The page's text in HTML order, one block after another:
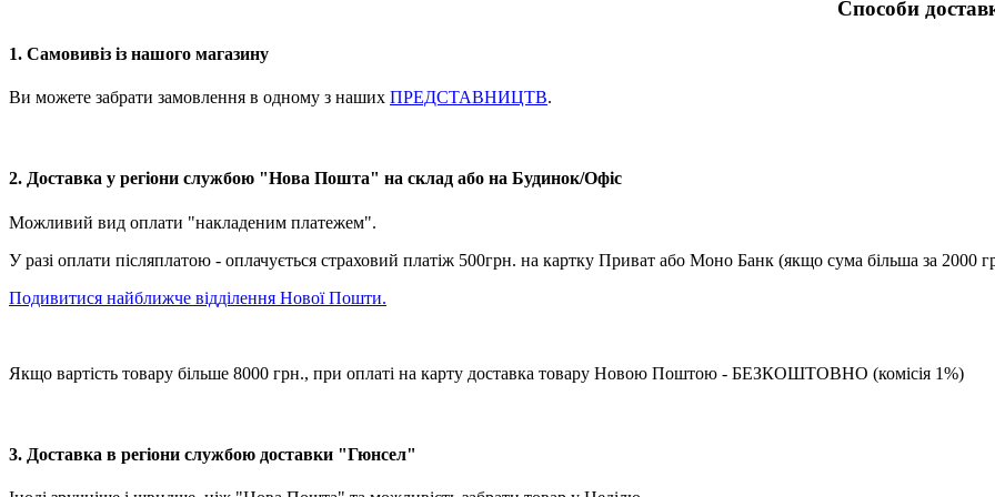
Способи
1. Самовивіз із нашого магазину
Ви можете забрати замовлення в одному з наших ПРЕДСТАВНИЦТВ.
2. Доставка у регіони службою "Нова Пошта" на склад або на Будинок/Офіс
Можливий вид оплати "накладеним платежем".
У разі оплати післяплатою - оплачується страховий платіж 500грн. на картку Приват або Моно Банк (якщо сума більша за 2000
Подивитися найближче відділення Нової Пошти.
Якщо вартість товару більше 8000 грн., при оплаті на карту доставка товару Новою Поштою - БЕЗКОШТОВНО (комісія 1%)
3. Доставка в регіони службою доставки "Гюнсел"